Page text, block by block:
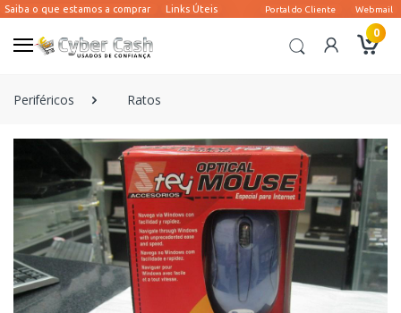
0
Periféricos Ratos